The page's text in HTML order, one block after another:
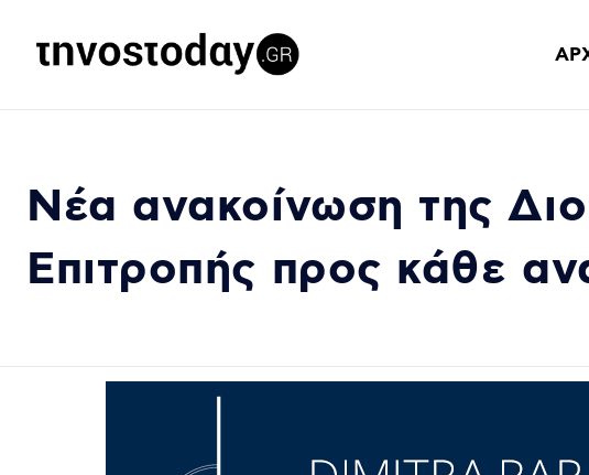
Νέα ανακοίνωση της
Eπιτροπής προς κάθε